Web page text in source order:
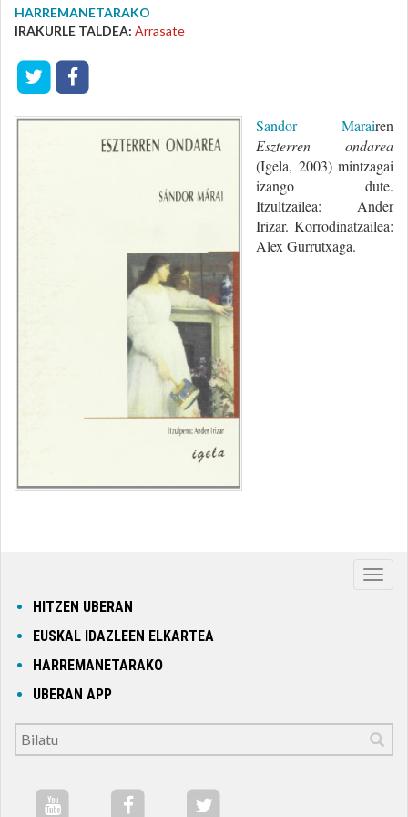
HARREMANETARAKO
IRAKURLE TALDEA: Arrasate
Sandor Marairen
Eszterren ondarea
(Igela, 2003) mintzagai
izango dute.
Itzultzailea: Ander
Irizar. Korrodinatzailea:
Alex Gurrutxaga.
HITZEN UBERAN
EUSKAL IDAZLEEN ELKARTEA
HARREMANETARAKO
UBERAN APP